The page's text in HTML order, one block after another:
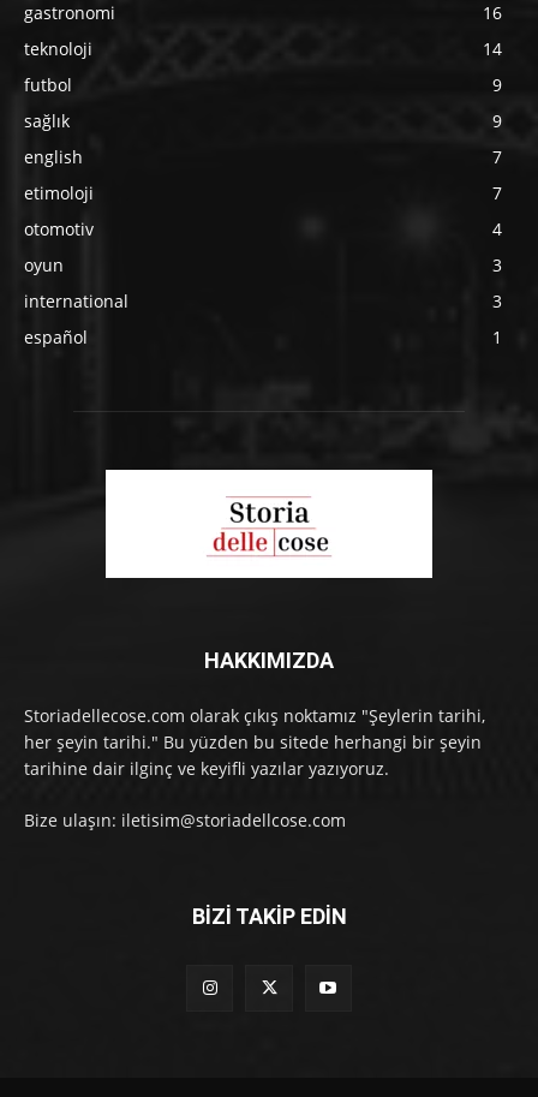
gastronomi
16
teknoloji
14
futbol
9
sağlık
9
english
7
etimoloji
7
otomotiv
4
oyun
3
international
3
español
1
HAKKIMIZDA
Storiadellecose.com olarak çıkış noktamız "Şeylerin tarihi,
her şeyin tarihi." Bu yüzden bu sitede herhangi bir şeyin
tarihine dair ilginç ve keyifli yazılar yazıyoruz.
Bize ulaşın: iletisim@storiadellcose.com
BİZİ TAKİP EDİN